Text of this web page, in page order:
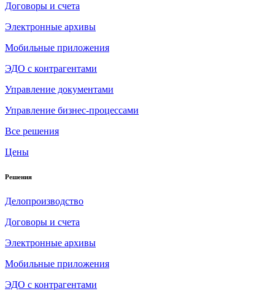
Договоры и счета
Электронные архивы
Мобильные приложения
ЭДО с контрагентами
Управление документами
Управление бизнес-процессами
Все решения
Цены
Решения
Делопроизводство
Договоры и счета
Электронные архивы
Мобильные приложения
ЭДО с контрагентами